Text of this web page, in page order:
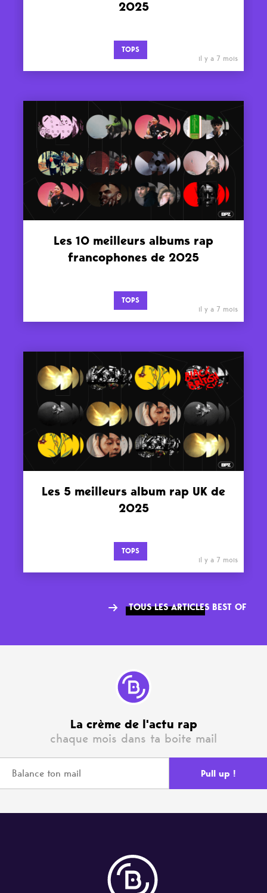
2025
TOPS
il y a 7 mois
Les 10 meilleurs albums rap
francophones de 2025
TOPS
il y a 7 mois
Les 5 meilleurs album rap UK de
2025
TOPS
il y a 7 mois
TOUS LES ARTICLES BEST OF
La crème de l'actu rap
chaque mois dans ta boite mail